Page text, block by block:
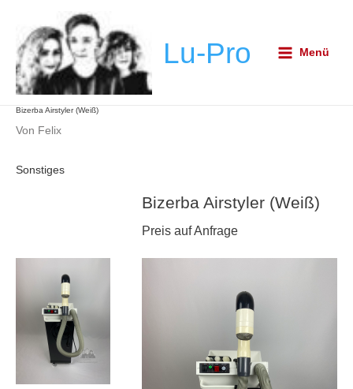
springen
Lu-Pro
MenuMenü
Bizerba Airstyler (Weiß)
Von Felix
Sonstiges
Bizerba Airstyler (Weiß)
Preis auf Anfrage
navigation